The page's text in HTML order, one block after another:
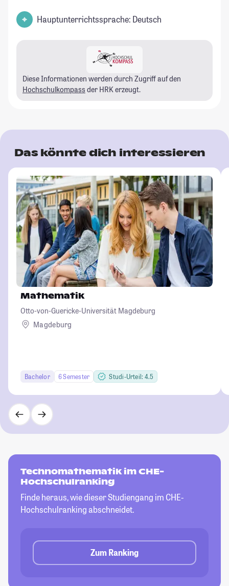
Hauptunterrichtssprache: Deutsch
Diese Informationen werden durch Zugriff auf den
Hochschulkompass der HRK erzeugt.
Das könnte dich interessieren
Mathematik
Otto-von-Guericke-Universität Magdeburg
Magdeburg
Bachelor 6 Semester Studi-Urteil: 4.5
Technomathematik im CHE-
Hochschulranking
Finde heraus, wie dieser Studiengang im CHE-
Hochschulranking abschneidet.
Zum Ranking